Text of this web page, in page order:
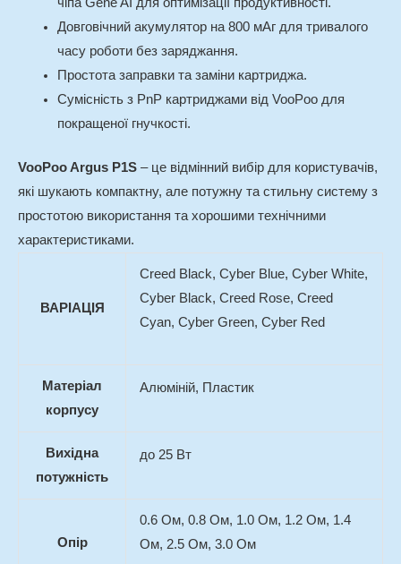
чіпа Gene AI для оптимізації продуктивності.
Довговічний акумулятор на 800 мАг для тривалого
часу роботи без заряджання.
Простота заправки та заміни картриджа.
Сумісність з PnP картриджами від VooPoo для
покращеної гнучкості.
VooPoo Argus P1S – це відмінний вибір для користувачів,
які шукають компактну, але потужну та стильну систему з
простотою використання та хорошими технічними
характеристиками.
ВАРІАЦІЯ
Creed Black, Cyber Blue, Cyber White,
Cyber Black, Creed Rose, Creed
Cyan, Cyber Green, Cyber Red
Матеріал
корпусу
Алюміній, Пластик
Вихідна
потужність
до 25 Вт
Опір
0.6 Ом, 0.8 Ом, 1.0 Ом, 1.2 Ом, 1.4
Ом, 2.5 Ом, 3.0 Ом